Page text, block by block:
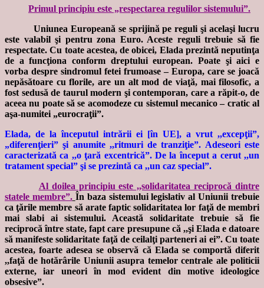
Primul principiu este „respectarea regulilor sistemului”.
Uniunea Europeană se sprijină pe reguli şi acelaşi lucru
este valabil şi pentru zona Euro. Aceste reguli trebuie să fie
respectate. Cu toate acestea, de obicei, Elada prezintă neputinţa
de a funcţiona conform dreptului european. Poate şi aici e
vorba despre sindromul fetei frumoase – Europa, care se joacă
nepăsătoare cu florile, are un alt mod de viaţă, mai filosofic, a
fost sedusă de taurul modern şi contemporan, care a răpit-o, de
aceea nu poate să se acomodeze cu sistemul mecanico – cratic al
aşa-numitei „eurocraţii”.
Elada, de la începutul intrării ei [în UE], a vrut ,,excepţii”,
„diferenţieri” şi anumite ,,ritmuri de tranziţie”. Adeseori este
caracterizată ca ,,o ţară excentrică”. De la început a cerut ,,un
tratament special” şi se prezintă ca ,,un caz special”.
Al doilea principiu este ,,solidaritatea reciprocă dintre
statele membre”. În baza sistemului legislativ al Uniunii trebuie
ca ţările membre să arate faptic solidaritatea lor faţă de membri
mai slabi ai sistemului. Această solidaritate trebuie să fie
reciprocă între state, fapt care presupune că ,,şi Elada e datoare
să manifeste solidaritate faţă de ceilalţi parteneri ai ei”. Cu toate
acestea, foarte adesea se observă că Elada se comportă diferit
,,faţă de hotărârile Uniunii asupra temelor centrale ale politicii
externe, iar uneori în mod evident din motive ideologice
obsesive”.